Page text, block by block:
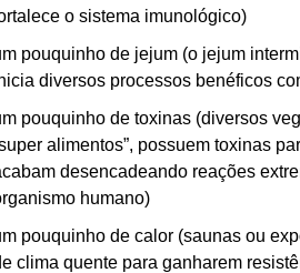
o sistema imunológico)
pouquinho de jejum (o jejum
diversos processos benéficos
pouquinho de toxinas (diversos
alimentos”, possuem toxinas
desencadeando reações
humano)
pouquinho de calor (saunas ou
clima quente para ganharem